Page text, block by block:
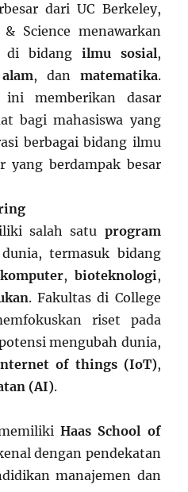
dari UC Berkeley,
Science menawarkan
di bidang ilmu sosial,
, dan matematika.
ini memberikan dasar
bagi mahasiswa yang
berbagai bidang ilmu
yang berdampak besar
salah satu program
termasuk bidang
komputer, bioteknologi,
. Fakultas di College
riset pada
mengubah dunia,
of things (IoT),
(AI).
memilikiHaas School of
dengan pendekatan
manajemen dan